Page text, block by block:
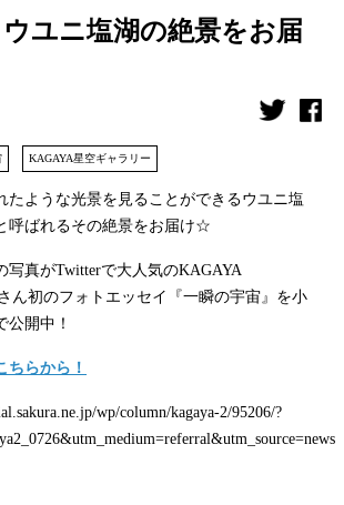
ユニ塩湖の絶景をお届
KAGAYA星空ギャラリー
たような光景を見ることができるウユニ塩
呼ばれるその絶景をお届け☆
写真がTwitterで大人気のKAGAYA
ん初のフォトエッセイ『一瞬の宇宙』を小
公開中！
ちらから！
wp/column/kagaya-2/95206/?